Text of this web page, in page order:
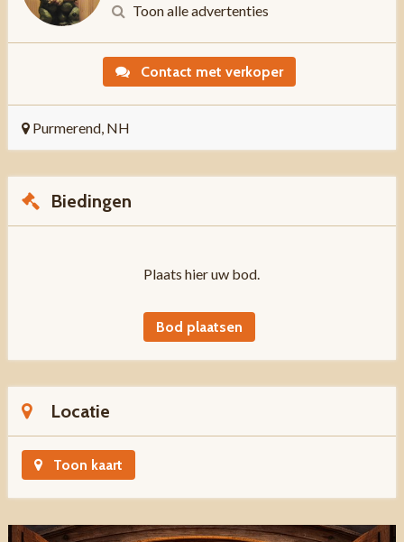
Toon alle advertenties
Contact met verkoper
Purmerend, NH
Biedingen
Plaats hier uw bod.
Bod plaatsen
Locatie
Toon kaart